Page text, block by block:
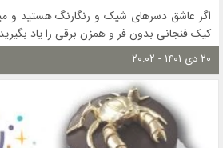
اگر عاشق دسرهای شیک و رنگارنگ هستید و
کیک فنجانی بدون فر و همزن برقی را یاد
۲۰ دی ۱۴۰۱ - ۲۰:۰۲